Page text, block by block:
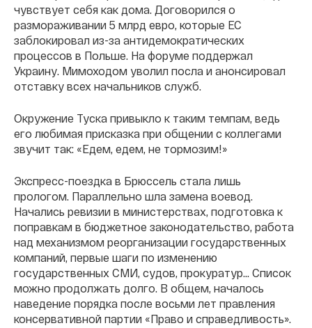
чувствует себя как дома. Договорился о
размораживании 5 млрд евро, которые ЕС
заблокировал из-за антидемократических
процессов в Польше. На форуме поддержал
Украину. Мимоходом уволил посла и анонсировал
отставку всех начальников служб.
Окружение Туска привыкло к таким темпам, ведь
его любимая присказка при общении с коллегами
звучит так: «Едем, едем, не тормозим!»
Экспресс-поездка в Брюссель стала лишь
прологом. Параллельно шла замена воевод.
Начались ревизии в министерствах, подготовка к
поправкам в бюджетное законодательство, работа
над механизмом реорганизации государственных
компаний, первые шаги по изменению
государственных СМИ, судов, прокуратур... Список
можно продолжать долго. В общем, началось
наведение порядка после восьми лет правления
консервативной партии «Право и справедливость».